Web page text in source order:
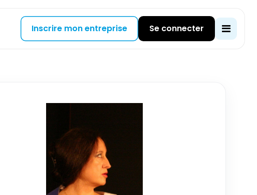
Inscrire mon entreprise Se connecter